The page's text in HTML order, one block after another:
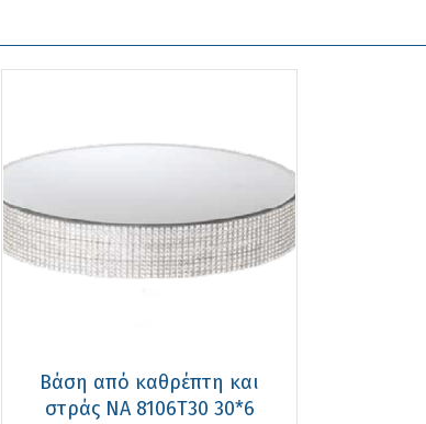
Βάση από καθρέπτη και
στράς ΝΑ 8106T30 30*6